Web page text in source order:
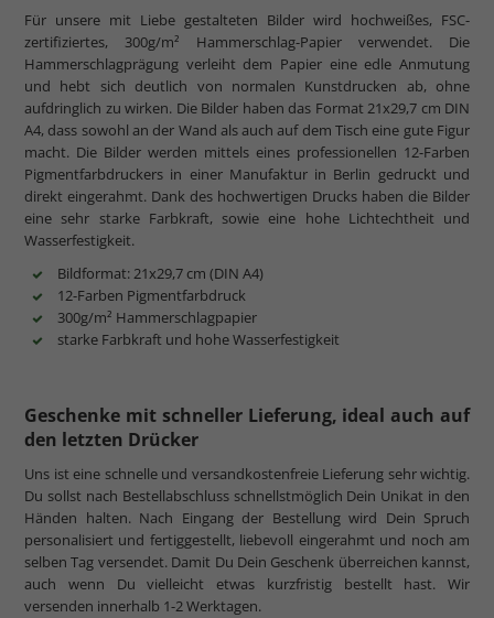
Für unsere mit Liebe gestalteten Bilder wird hochweißes, FSC-
zertifiziertes, 300g/m² Hammerschlag-Papier verwendet. Die
Hammerschlagprägung verleiht dem Papier eine edle Anmutung
und hebt sich deutlich von normalen Kunstdrucken ab, ohne
aufdringlich zu wirken. Die Bilder haben das Format 21x29,7 cm DIN
A4, dass sowohl an der Wand als auch auf dem Tisch eine gute Figur
macht. Die Bilder werden mittels eines professionellen 12-Farben
Pigmentfarbdruckers in einer Manufaktur in Berlin gedruckt und
direkt eingerahmt. Dank des hochwertigen Drucks haben die Bilder
eine sehr starke Farbkraft, sowie eine hohe Lichtechtheit und
Wasserfestigkeit.
Bildformat: 21x29,7 cm (DIN A4)
12-Farben Pigmentfarbdruck
300g/m² Hammerschlagpapier
starke Farbkraft und hohe Wasserfestigkeit
Geschenke mit schneller Lieferung, ideal auch auf
den letzten Drücker
Uns ist eine schnelle und versandkostenfreie Lieferung sehr wichtig.
Du sollst nach Bestellabschluss schnellstmöglich Dein Unikat in den
Händen halten. Nach Eingang der Bestellung wird Dein Spruch
personalisiert und fertiggestellt, liebevoll eingerahmt und noch am
selben Tag versendet. Damit Du Dein Geschenk überreichen kannst,
auch wenn Du vielleicht etwas kurzfristig bestellt hast. Wir
versenden innerhalb 1-2 Werktagen.